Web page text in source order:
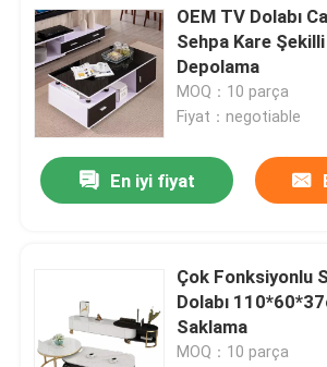
OEM TV Dolabı
Sehpa Kare
Depolama
MOQ：10 parça
Fiyat：negotiable
En iyi fiyat
Çok Fonksiyonlu
Dolabı
Saklama
MOQ：10 parça